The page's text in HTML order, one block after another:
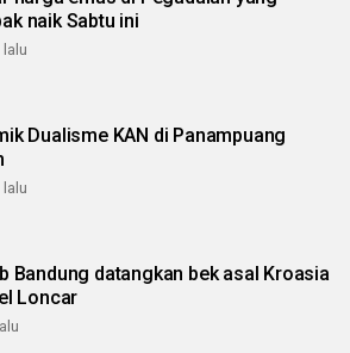
naik Sabtu ini
lalu
Dualisme KAN di Panampuang
lalu
Bandung datangkan bek asal Kroasia
Loncar